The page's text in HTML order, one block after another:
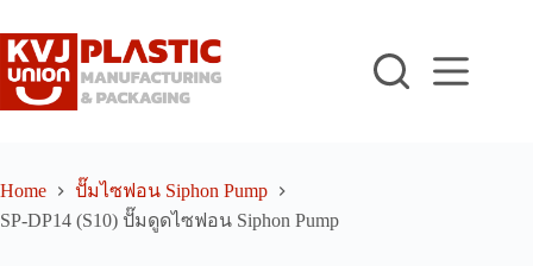
to
content
Home
ปั๊มไซฟอน Siphon Pump
SP-DP14 (S10) ปั๊มดูดไซฟอน Siphon Pump